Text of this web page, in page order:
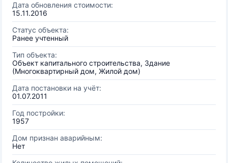
Дата обновления стоимости:
15.11.2016
Статус объекта:
Ранее учтенный
Тип объекта:
Объект капитального строительства, Здание
(Многоквартирный дом, Жилой дом)
Дата постановки на учёт:
01.07.2011
Год постройки:
1957
Дом признан аварийным:
Нет